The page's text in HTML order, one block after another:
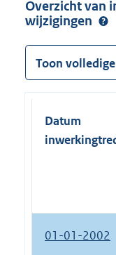
Overzicht van
wijzigingen
Toon
Datum
01-01-2002